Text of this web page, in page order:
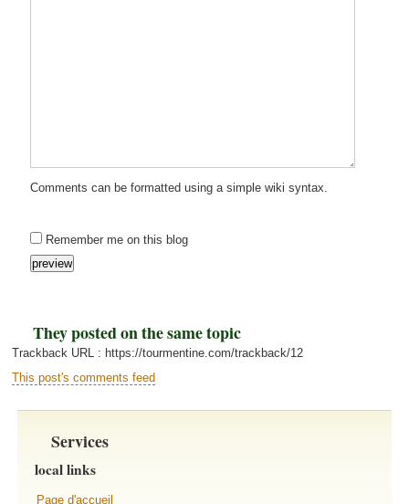
Comments can be formatted using a simple wiki syntax.
Remember me on this blog
They posted on the same topic
Trackback URL : https://tourmentine.com/trackback/12
This post's comments feed
Services
local links
Page d'accueil